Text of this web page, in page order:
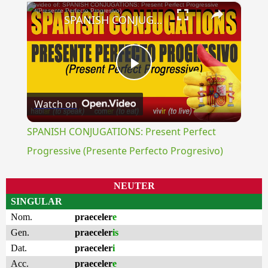
×
Play
Video
SPANISH CONJUGATIONS: Present Perfect Progressive (Presente Perfecto Progresivo)
Watch on
SPANISH CONJUGATIONS: Present Perfect
Progressive (Presente Perfecto Progresivo)
NEUTER
SINGULAR
Nom.
praecelere
Gen.
praeceleris
Dat.
praeceleri
Acc.
praecelere